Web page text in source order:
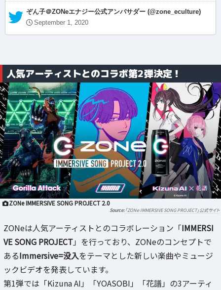
— ぞん子＠ZONeエナジー公式アンバサダー (@zone_eculture)
September 1, 2020
人気アーティストとのコラボ第2弾決定！
ZONe IMMERSIVE SONG PROJECT 2.0
「ZONe IMMERSIVE SONG PROJECT」公式サイト
ZONeは人気アーティストとのコラボレーション「IMMERSI
VE SONG PROJECT」を行っており、ZONeのコンセプトで
あるImmersive=没入をテーマとした新しい楽曲やミュージ
ックビデオを発表しています。
第1弾では「Kizuna AI」「YOASOBI」「花譜」の3アーティ